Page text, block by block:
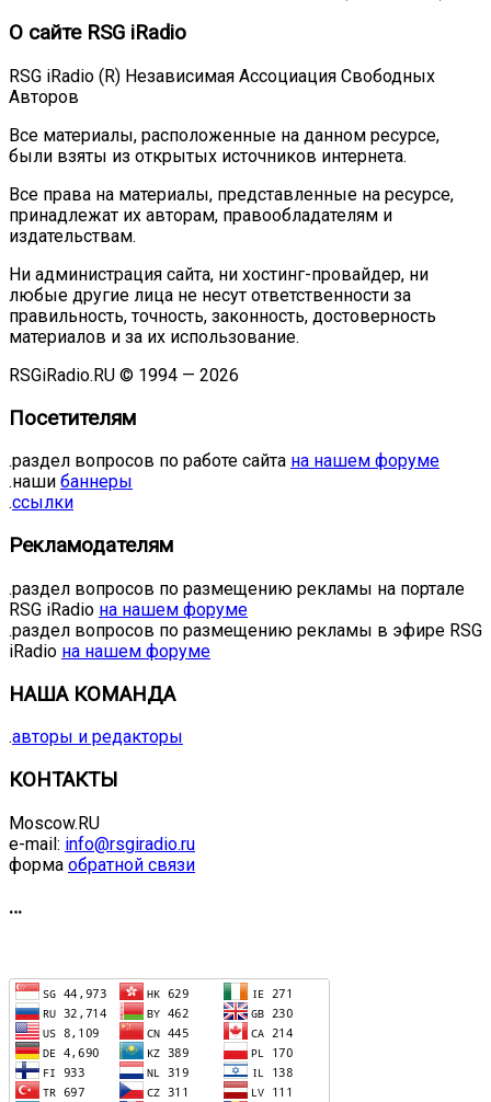
О сайте RSG iRadio
RSG iRadio (R) Независимая Ассоциация Свободных
Авторов
Все материалы, расположенные на данном ресурсе,
были взяты из открытых источников интернета.
Все права на материалы, представленные на ресурсе,
принадлежат их авторам, правообладателям и
издательствам.
Ни администрация сайта, ни хостинг-провайдер, ни
любые другие лица не несут ответственности за
правильность, точность, законность, достоверность
материалов и за их использование.
RSGiRadio.RU © 1994 — 2026
Посетителям
.раздел вопросов по работе сайта на нашем форуме
.наши баннеры
.ссылки
Рекламодателям
.раздел вопросов по размещению рекламы на портале
RSG iRadio на нашем форуме
.раздел вопросов по размещению рекламы в эфире RSG
iRadio на нашем форуме
НАША КОМАНДА
.авторы и редакторы
КОНТАКТЫ
Moscow.RU
e-mail: info@rsgiradio.ru
форма обратной связи
…